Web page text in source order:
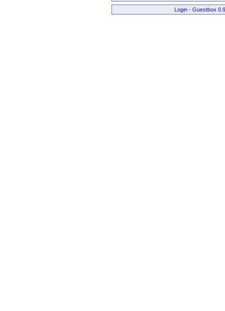
Login- Guestbox